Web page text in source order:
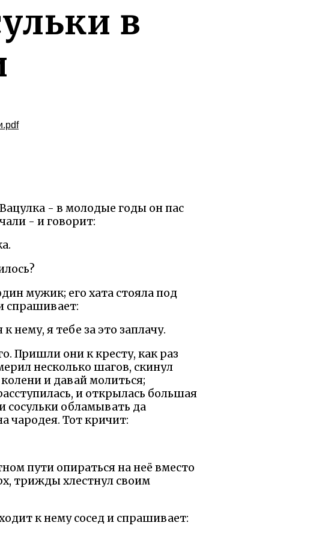
в
- в молодые годы он пас
- и говорит:
мужик; его хата стояла под
спрашивает:
нему, я тебе за это заплачу.
Пришли они к кресту, как раз
несколько шагов, скинул
и давай молиться;
и открылась большая
сосульки обламывать да
чародея. Тот кричит:
пути опираться на неё вместо
трижды хлестнул своим
к нему сосед и спрашивает: